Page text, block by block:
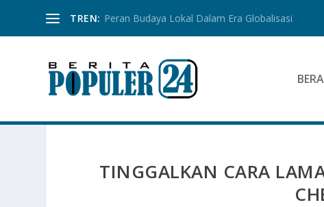
TREN: Peran Budaya Lokal Dalam Era Globalisasi
TINGGALKAN CARA